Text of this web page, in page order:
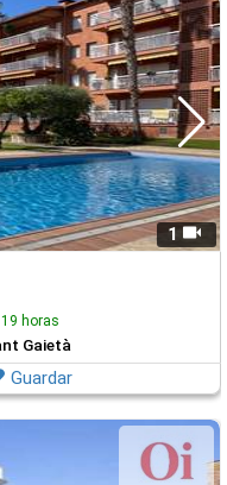
1
19 horas
Gaietà
Guardar